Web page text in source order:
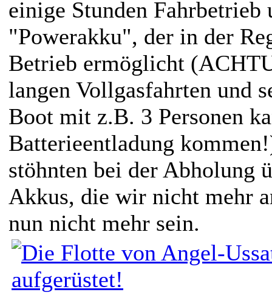
einige Stunden Fahrbetrieb
"Powerakku", der in der
Betrieb ermöglicht
langen Vollgasfahrten und
Boot mit z.B. 3 Personen
Batterieentladung
stöhnten bei der Abholung
Akkus, die wir nicht mehr
nun nicht mehr sein.